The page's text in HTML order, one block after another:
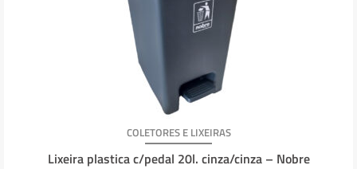
COLETORES E LIXEIRAS
Lixeira plastica c/pedal 20l. cinza/cinza – Nobre